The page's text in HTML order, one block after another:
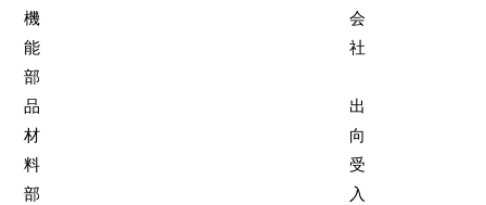
機
能
部
品
材
料
部
会
社
出
向
受
入